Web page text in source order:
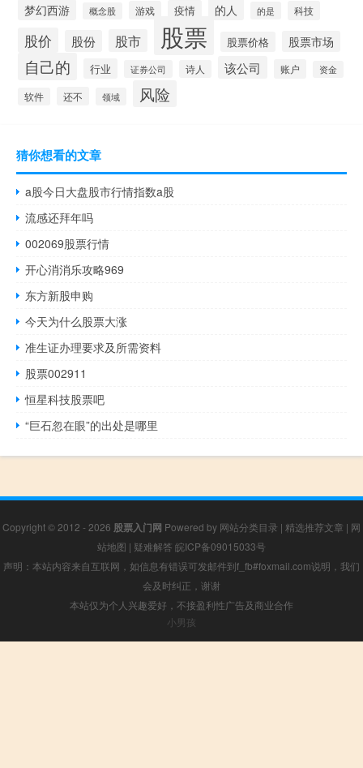
梦幻西游 概念股 游戏 疫情 的人 的是 科技
股价 股份 股市 股票 股票价格 股票市场
自己的 行业 证券公司 诗人 该公司 账户 资金
软件 还不 领域 风险
猜你想看的文章
a股今日大盘股市行情指数a股
流感还拜年吗
002069股票行情
开心消消乐攻略969
东方新股申购
今天为什么股票大涨
准生证办理要求及所需资料
股票002911
恒星科技股票吧
“巨石忽在眼”的出处是哪里
Copyright © 2012 - 2026 股票入门网 Powered by 网站分类目录 | 精选推荐文章 | 网
站地图 | 疑难解答 皖ICP备09015033号
声明：本站内容来自互联网，如信息有错误可发邮件到f_fb#foxmail.com说明，我们
会及时纠正，谢谢
本站仅为个人兴趣爱好，不接盈利性广告及商业合作
小男孩